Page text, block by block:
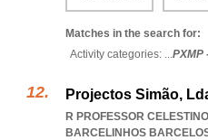
Matches in the search for:
Activity categories: ...PXMP
Projectos Simão,
R PROFESSOR
BARCELINHOS